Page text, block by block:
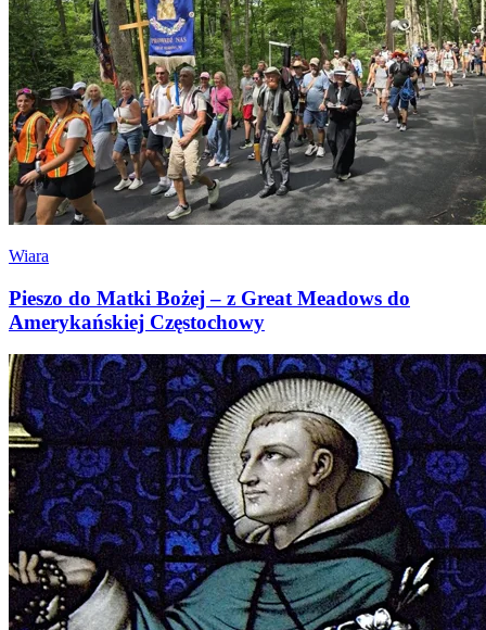
Wiara
Pieszo do Matki Bożej – z Great Meadows do
Amerykańskiej Częstochowy